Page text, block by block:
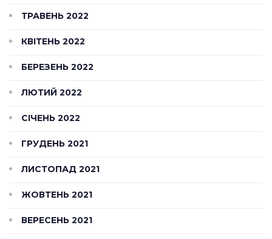
ТРАВЕНЬ 2022
КВІТЕНЬ 2022
БЕРЕЗЕНЬ 2022
ЛЮТИЙ 2022
СІЧЕНЬ 2022
ГРУДЕНЬ 2021
ЛИСТОПАД 2021
ЖОВТЕНЬ 2021
ВЕРЕСЕНЬ 2021